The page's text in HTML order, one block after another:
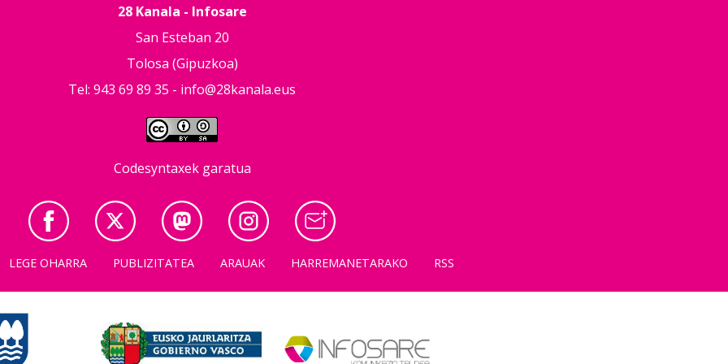
28 Kanala - Infosare
San Esteban 20
Tolosa (Gipuzkoa)
Tel: 943 69 89 35 - info@28kanala.eus
Codesyntaxek garatua
LEGE OHARRA PUBLIZITATEA ARAUAK HARREMANETARAKO RSS